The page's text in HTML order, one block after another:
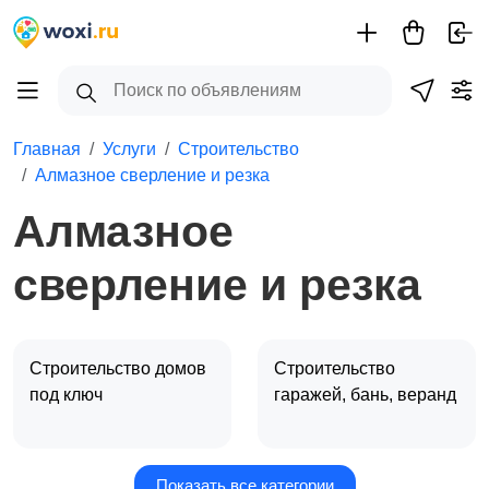
Главная Услуги
Строительство
Алмазное сверление и резка
Алмазное
сверление и резка
Строительство домов
под ключ
Строительство
гаражей, бань, веранд
Показать все категории